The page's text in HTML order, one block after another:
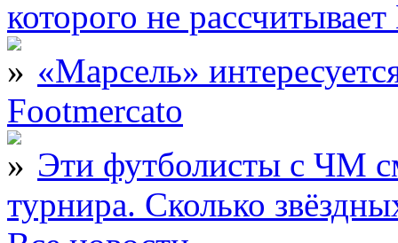
которого не
«Марсель»
Footmercato
Эти футболисты с ЧМ
турнира. Сколько